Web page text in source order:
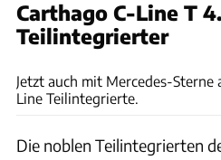
Carthago C-Line T
Teilintegrierter
Jetzt auch mit Mercedes-Sterne
Line Teilintegrierte.
Die noblen Teilintegrierten